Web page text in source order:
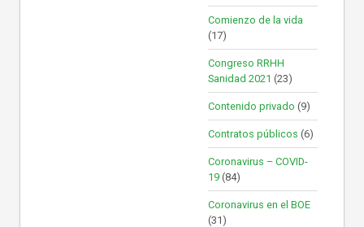
Comienzo de la vida
(17)
Congreso RRHH
Sanidad 2021 (23)
Contenido privado (9)
Contratos públicos (6)
Coronavirus – COVID-
19 (84)
Coronavirus en el BOE
(31)